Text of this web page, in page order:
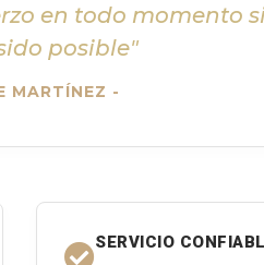
en todo momento
posible"
MARTÍNEZ -
SERVICIO